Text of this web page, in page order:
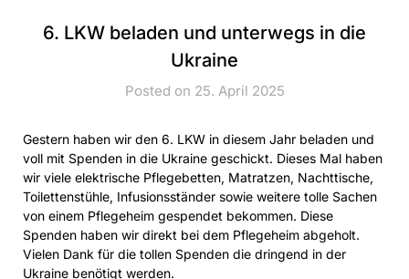
6. LKW beladen und unterwegs in die
Ukraine
Posted on 25. April 2025
Gestern haben wir den 6. LKW in diesem Jahr beladen und
voll mit Spenden in die Ukraine geschickt. Dieses Mal haben
wir viele elektrische Pflegebetten, Matratzen, Nachttische,
Toilettenstühle, Infusionsständer sowie weitere tolle Sachen
von einem Pflegeheim gespendet bekommen. Diese
Spenden haben wir direkt bei dem Pflegeheim abgeholt.
Vielen Dank für die tollen Spenden die dringend in der
Ukraine benötigt werden.